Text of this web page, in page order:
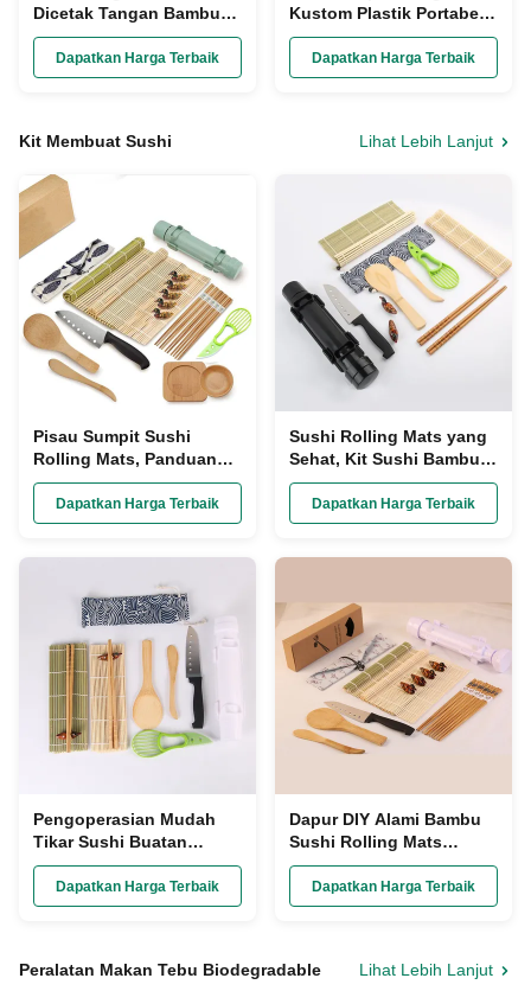
Dicetak Tangan Bambu
Kipas Lipat Kustom
Untuk Kado Pesta
Pernikahan
Dapatkan Harga Terbaik
Kustom Plastik Portabel
Dicetak Lipat Kipas
Tangan Kertas Bambu
Dapatkan Harga Terbaik
Kit Membuat Sushi Lihat Lebih Lanjut
Pisau Sumpit Sushi
Rolling Mats, Panduan
Pengguna Kit Pembuatan
Sushi Bambu
Dapatkan Harga Terbaik
Sushi Rolling Mats yang
Sehat, Kit Sushi Bambu
Buatan Tangan Masakan
Dipoles
Dapatkan Harga Terbaik
Pengoperasian Mudah
Tikar Sushi Buatan
Sendiri, Pembuat Set
Sushi Sumpit Nasi
Bambu
Dapatkan Harga Terbaik
Dapur DIY Alami Bambu
Sushi Rolling Mats
Alpukat Slicer Paper
Wrapped
Dapatkan Harga Terbaik
Peralatan Makan Tebu Biodegradable Lihat Lebih Lanjut